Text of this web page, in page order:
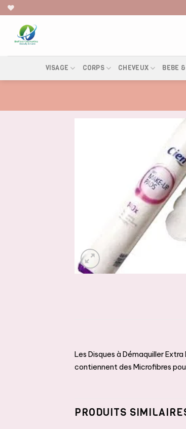
Skip
to
content
VISAGE CORPS CHEVEUX BEBE
Les Disques à Démaquiller
contiennent des Microfibres
PRODUITS